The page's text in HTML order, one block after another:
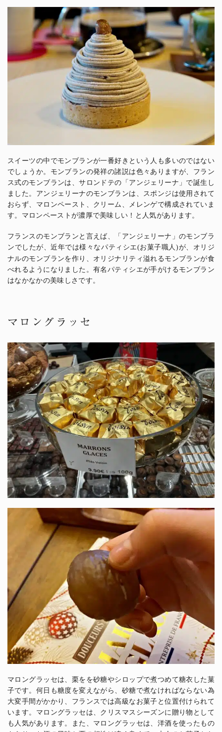
スイーツの中でモンブランが一番好きという人も多いのではない
でしょうか。モンブランの発祥の諸説は色々ありますが、フラン
ス式のモンブランは、サロンドテの「アンジェリーナ」で誕生し
ました。アンジェリーナのモンブランは、スポンジは使用されて
おらず、マロンペースト、クリーム、メレンゲで構成されていま
す。マロンペーストが濃厚で美味しい！と人気があります。
フランスのモンブランと言えば、「アンジェリーナ」のモンブラ
ンでしたが、近年では様々なパティシエ(お菓子職人 )が、オリジ
ナルのモンブランを作り、オリジナリティ溢れるモンブランが食
べれるようになりました。有名パティシエが手がけるモンブラン
はなかなかの美味しさです。
マロングラッセ
マロングラッセは、栗をを砂糖やシロップで煮つめて糖衣した菓
子です。何日も糖度を変えながら、砂糖で煮なければならない為
大変手間がかかり、フランスでは高級なお菓子と位置付けられて
います。マロングラッセは、クリスマスシーズンに贈り物として
も人気があります。また、マロングラッセは、洋酒を使ったもの